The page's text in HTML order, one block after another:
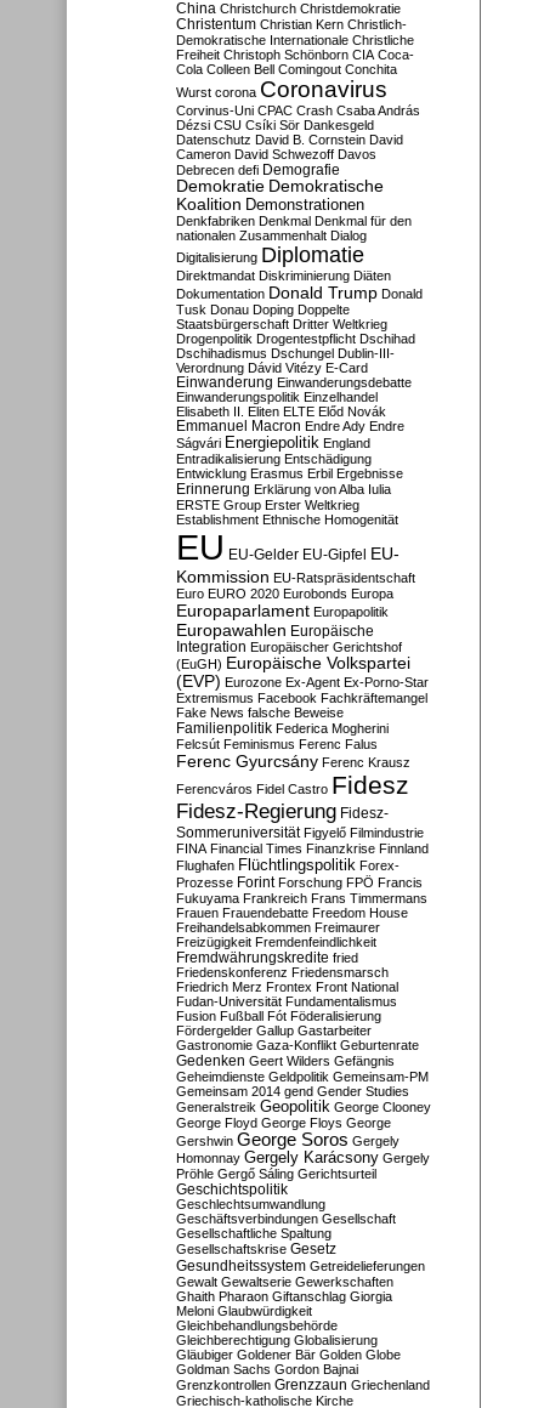
China Christchurch Christdemokratie
Christentum Christian Kern Christlich-
Demokratische Internationale Christliche
Freiheit Christoph Schönborn CIA Coca-
Cola Colleen Bell Comingout Conchita
Wurst corona Coronavirus
Corvinus-Uni CPAC Crash Csaba András
Dézsi CSU Csíki Sör Dankesgeld
Datenschutz David B. Cornstein David
Cameron David Schwezoff Davos
Debrecen defi Demografie
Demokratie Demokratische
Koalition Demonstrationen
Denkfabriken Denkmal Denkmal für den
nationalen Zusammenhalt Dialog
Digitalisierung Diplomatie
Direktmandat Diskriminierung Diäten
Dokumentation Donald Trump Donald
Tusk Donau Doping Doppelte
Staatsbürgerschaft Dritter Weltkrieg
Drogenpolitik Drogentestpflicht Dschihad
Dschihadismus Dschungel Dublin-III-
Verordnung Dávid Vitézy E-Card
Einwanderung Einwanderungsdebatte
Einwanderungspolitik Einzelhandel
Elisabeth II. Eliten ELTE Előd Novák
Emmanuel Macron Endre Ady Endre
Ságvári Energiepolitik England
Entradikalisierung Entschädigung
Entwicklung Erasmus Erbil Ergebnisse
Erinnerung Erklärung von Alba Iulia
ERSTE Group Erster Weltkrieg
Establishment Ethnische Homogenität
EU EU-Gelder EU-Gipfel EU-
Kommission EU-Ratspräsidentschaft
Euro EURO 2020 Eurobonds Europa
Europaparlament Europapolitik
Europawahlen Europäische
Integration Europäischer Gerichtshof
(EuGH) Europäische Volkspartei
(EVP) Eurozone Ex-Agent Ex-Porno-Star
Extremismus Facebook Fachkräftemangel
Fake News falsche Beweise
Familienpolitik Federica Mogherini
Felcsút Feminismus Ferenc Falus
Ferenc Gyurcsány Ferenc Krausz
Ferencváros Fidel Castro Fidesz
Fidesz-Regierung Fidesz-
Sommeruniversität Figyelő Filmindustrie
FINA Financial Times Finanzkrise Finnland
Flughafen Flüchtlingspolitik Forex-
Prozesse Forint Forschung FPÖ Francis
Fukuyama Frankreich Frans Timmermans
Frauen Frauendebatte Freedom House
Freihandelsabkommen Freimaurer
Freizügigkeit Fremdenfeindlichkeit
Fremdwährungskredite fried
Friedenskonferenz Friedensmarsch
Friedrich Merz Frontex Front National
Fudan-Universität Fundamentalismus
Fusion Fußball Fót Föderalisierung
Fördergelder Gallup Gastarbeiter
Gastronomie Gaza-Konflikt Geburtenrate
Gedenken Geert Wilders Gefängnis
Geheimdienste Geldpolitik Gemeinsam-PM
Gemeinsam 2014 gend Gender Studies
Generalstreik Geopolitik George Clooney
George Floyd George Floys George
Gershwin George Soros Gergely
Homonnay Gergely Karácsony Gergely
Pröhle Gergő Sáling Gerichtsurteil
Geschichtspolitik
Geschlechtsumwandlung
Geschäftsverbindungen Gesellschaft
Gesellschaftliche Spaltung
Gesellschaftskrise Gesetz
Gesundheitssystem Getreidelieferungen
Gewalt Gewaltserie Gewerkschaften
Ghaith Pharaon Giftanschlag Giorgia
Meloni Glaubwürdigkeit
Gleichbehandlungsbehörde
Gleichberechtigung Globalisierung
Gläubiger Goldener Bär Golden Globe
Goldman Sachs Gordon Bajnai
Grenzkontrollen Grenzzaun Griechenland
Griechisch-katholische Kirche